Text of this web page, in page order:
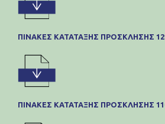
ΠΊΝΑΚΕΣ ΚΑΤΆΤΑΞΗΣ ΠΡΌΣΚΛΗΣΗΣ
ΠΊΝΑΚΕΣ ΚΑΤΆΤΑΞΗΣ ΠΡΌΣΚΛΗΣΗΣ